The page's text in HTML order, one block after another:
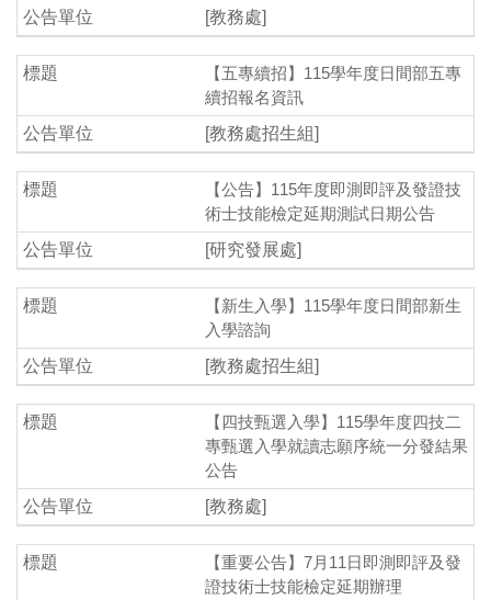
[教務處]
【五專續招】115學年度日間部五專
續招報名資訊
[教務處招生組]
【公告】115年度即測即評及發證技
術士技能檢定延期測試日期公告
[研究發展處]
【新生入學】115學年度日間部新生
入學諮詢
[教務處招生組]
【四技甄選入學】115學年度四技二
專甄選入學就讀志願序統一分發結果
公告
[教務處]
【重要公告】7月11日即測即評及發
證技術士技能檢定延期辦理